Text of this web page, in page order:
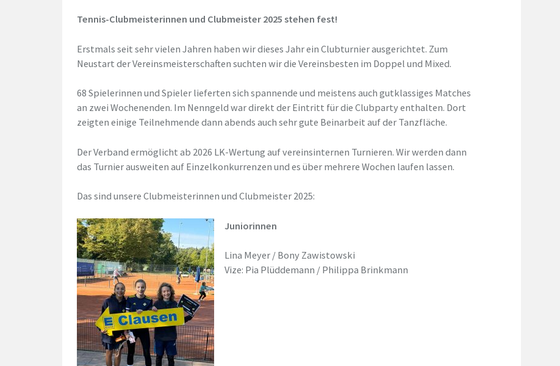
Tennis-Clubmeisterinnen und Clubmeister 2025 stehen fest!
Erstmals seit sehr vielen Jahren haben wir dieses Jahr ein Clubturnier ausgerichtet. Zum
Neustart der Vereinsmeisterschaften suchten wir die Vereinsbesten im Doppel und Mixed.
68 Spielerinnen und Spieler lieferten sich spannende und meistens auch gutklassiges Matches
an zwei Wochenenden. Im Nenngeld war direkt der Eintritt für die Clubparty enthalten. Dort
zeigten einige Teilnehmende dann abends auch sehr gute Beinarbeit auf der Tanzfläche.
Der Verband ermöglicht ab 2026 LK-Wertung auf vereinsinternen Turnieren. Wir werden dann
das Turnier ausweiten auf Einzelkonkurrenzen und es über mehrere Wochen laufen lassen.
Das sind unsere Clubmeisterinnen und Clubmeister 2025:
Juniorinnen
Lina Meyer / Bony Zawistowski
Vize: Pia Plüddemann / Philippa Brinkmann